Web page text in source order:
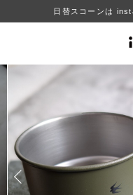
日替スコーンは